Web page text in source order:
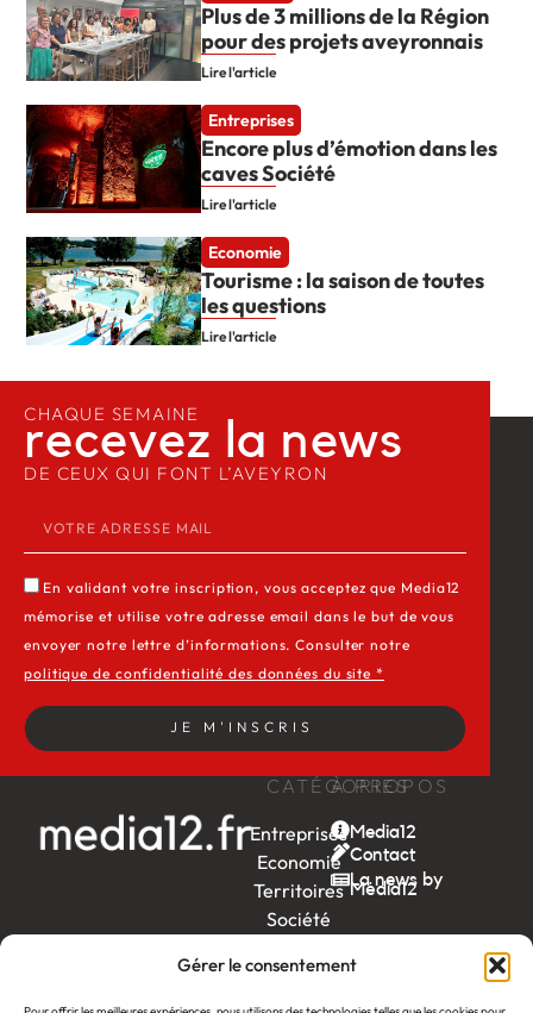
Gérer le consentement
Plus de 3 millions de la Région
pour des projets aveyronnais
Lire l'article
Entreprises
Encore plus d’émotion dans les
caves Société
Lire l'article
Economie
Tourisme : la saison de toutes
les questions
Lire l'article
CATÉGORIES
Entreprises
Economie
Territoires
Société
end
Ambition
À PROPOS
Media12
Contact
La news by
Média12
CHAQUE SEMAINE
recevez la news​
DE CEUX QUI FONT L’AVEYRON
En validant votre inscription, vous acceptez que Media12
mémorise et utilise votre adresse email dans le but de vous
envoyer notre lettre d’informations. Consulter notre
politique de confidentialité des données du site *
JE M'INSCRIS